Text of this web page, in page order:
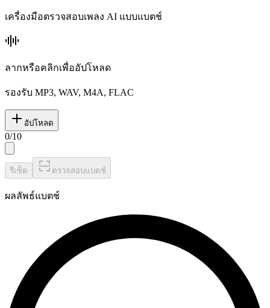
เครื่องมือตรวจสอบเพลง AI แบบแบตช์
ลากหรือคลิกเพื่ออัปโหลด
รองรับ MP3, WAV, M4A, FLAC
อัปโหลด
0/10
รีเซ็ต ตรวจสอบแบตช์
ผลลัพธ์แบตช์